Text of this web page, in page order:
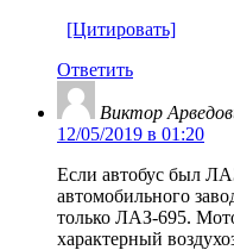
[Цитировать]
Ответить
Виктор
12/05/2019 в 01:20
Если автобус был
автомобильного
только ЛАЗ-695.
характерный